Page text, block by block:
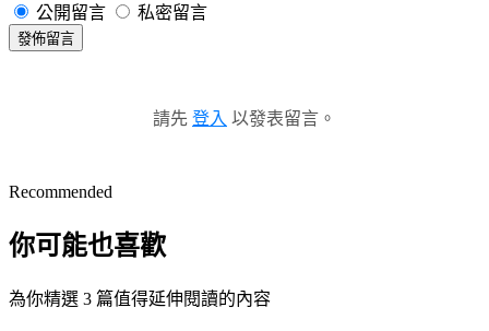
公開留言 私密留言
發佈留言
請先 登入 以發表留言。
Recommended
你可能也喜歡
為你精選 3 篇值得延伸閱讀的內容